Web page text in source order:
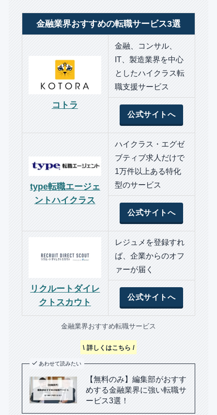
金融業界おすすめの転職サービス3選
コトラ
金融、コンサル、
IT、製造業界を中心
としたハイクラス転
職支援サービス
公式サイトへ
type転職エージェ
ントハイクラス
ハイクラス・エグゼ
ブティブ求人だけで
1万件以上ある特化
型のサービス
公式サイトへ
リクルートダイレ
クトスカウト
レジュメを登録すれ
ば、企業からのオフ
ァーが届く
公式サイトへ
金融業界おすすめ転職サービス
\ 詳しくはこちら /
あわせて読みたい
【無料のみ】編集部がおすす
めする金融業界に強い転職サ
ービス3選！